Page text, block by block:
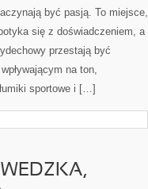
być pasją. To miejsce,
się z doświadczeniem, a
przestają być
na ton,
sportowe i […]